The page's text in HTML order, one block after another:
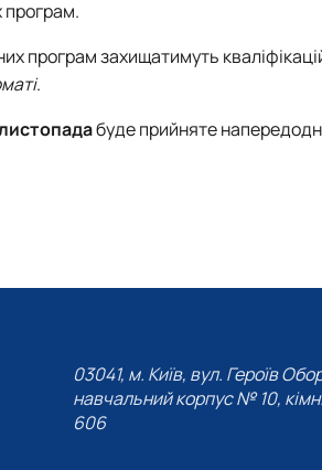
програм.
програм захищатимуть
.
буде прийняте
03041, м. Київ, вул. Героїв
навчальний корпус № 10,
606